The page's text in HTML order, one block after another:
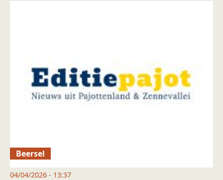
Beersel
04/04/2026 - 13:37